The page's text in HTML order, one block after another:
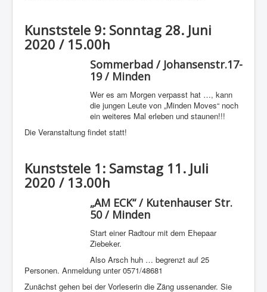
Kunststele 9: Sonntag 28. Juni
2020 / 15.00h
Sommerbad / Johansenstr.17-
19 / Minden
Wer es am Morgen verpasst hat …, kann
die jungen Leute von „Minden Moves“ noch
ein weiteres Mal erleben und staunen!!!
Die Veranstaltung findet statt!
Kunststele 1: Samstag 11. Juli
2020 / 13.00h
„AM ECK“ / Kutenhauser Str.
50 / Minden
Start einer Radtour mit dem Ehepaar
Ziebeker.
Also Arsch huh … begrenzt auf 25
Personen. Anmeldung unter 0571/48681
Zunächst gehen bei der Vorleserin die Zäng ussenander. Sie